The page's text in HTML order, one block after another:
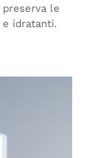
preserva le
idratanti.